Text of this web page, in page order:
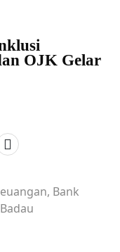
OJK Gelar